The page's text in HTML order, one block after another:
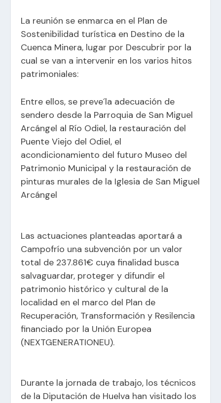
La reunión se enmarca en el Plan de
Sostenibilidad turística en Destino de la
Cuenca Minera, lugar por Descubrir por la
cual se van a intervenir en los varios hitos
patrimoniales:
Entre ellos, se preve´la adecuación de
sendero desde la Parroquia de San Miguel
Arcángel al Río Odiel, la restauración del
Puente Viejo del Odiel, el
acondicionamiento del futuro Museo del
Patrimonio Municipal y la restauración de
pinturas murales de la Iglesia de San Miguel
Arcángel
Las actuaciones planteadas aportará a
Campofrío una subvención por un valor
total de 237.861€ cuya finalidad busca
salvaguardar, proteger y difundir el
patrimonio histórico y cultural de la
localidad en el marco del Plan de
Recuperación, Transformación y Resilencia
financiado por la Unión Europea
(NEXTGENERATIONEU).
Durante la jornada de trabajo, los técnicos
de la Diputación de Huelva han visitado los